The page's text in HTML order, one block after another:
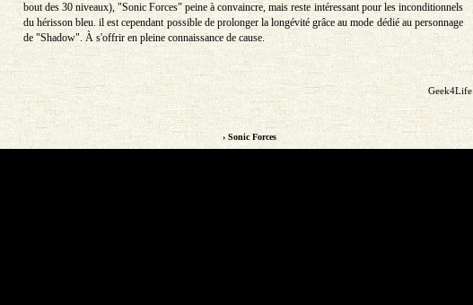
bout des 30 niveaux), "Sonic Forces" peine à convaincre, mais reste intéressant pour les inconditionnels
du hérisson bleu. il est cependant possible de prolonger la longévité grâce au mode dédié au personnage
de "Shadow". À s'offrir en pleine connaissance de cause.
Geek4Life
› Sonic Forces